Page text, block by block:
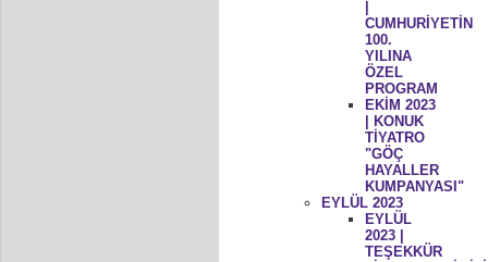
CUMHURİYETİN
100.
YILINA
ÖZEL
PROGRAM
EKİM 2023
| KONUK
TİYATRO
"GÖÇ
HAYALLER
KUMPANYASI"
EYLÜL 2023
EYLÜL
2023 |
TEŞEKKÜR